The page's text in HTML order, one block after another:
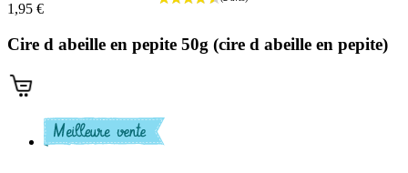
1,95 €
Cire d abeille en pepite 50g (cire d abeille en pepite)